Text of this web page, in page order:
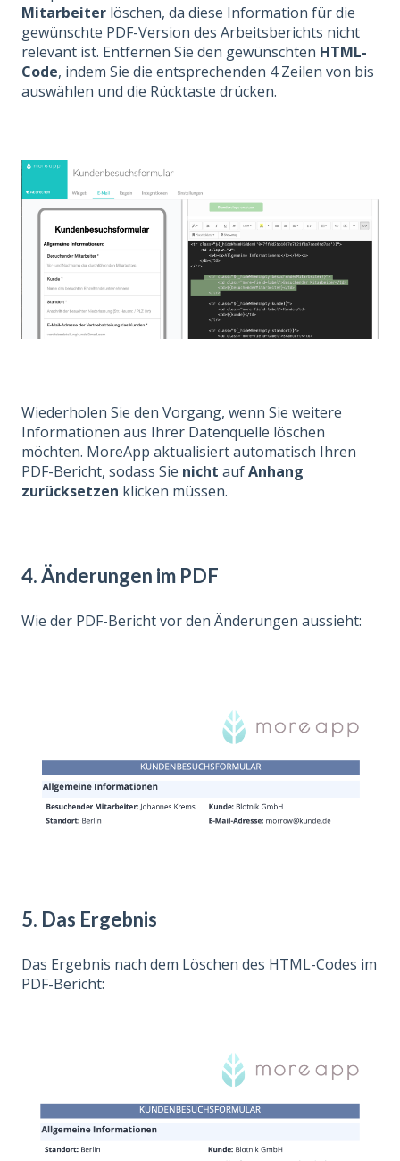
Mitarbeiter löschen, da diese Information für die
gewünschte PDF-Version des Arbeitsberichts nicht
relevant ist. Entfernen Sie den gewünschten HTML-
Code, indem Sie die entsprechenden 4 Zeilen von bis
auswählen und die Rücktaste drücken.
Wiederholen Sie den Vorgang, wenn Sie weitere
Informationen aus Ihrer Datenquelle löschen
möchten. MoreApp aktualisiert automatisch Ihren
PDF-Bericht, sodass Sie nicht aufAnhang
zurücksetzen klicken müssen.
4. Änderungen im PDF
Wie der PDF-Bericht vor den Änderungen aussieht:
5. Das Ergebnis
Das Ergebnis nach dem Löschen des HTML-Codes im
PDF-Bericht: